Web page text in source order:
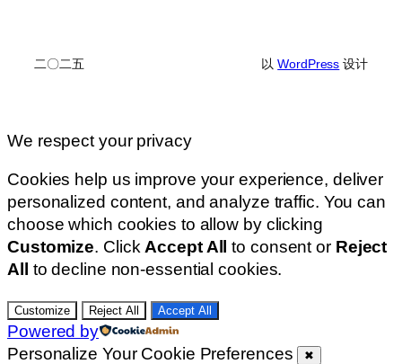
二〇二五 以WordPress 设计
We respect your privacy
Cookies help us improve your experience, deliver
personalized content, and analyze traffic. You can
choose which cookies to allow by clicking
Customize. ClickAccept All to consent or Reject
All
to decline non-essential cookies.
Customize Reject All Accept All
Powered by
Personalize Your Cookie Preferences
✖